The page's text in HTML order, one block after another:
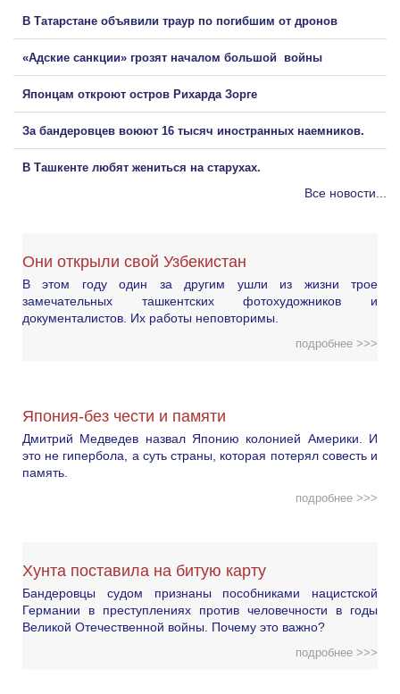
В Татарстане объявили траур по погибшим от дронов
«Адские санкции» грозят началом большой войны
Японцам откроют остров Рихарда Зорге
За бандеровцев воюют 16 тысяч иностранных наемников.
В Ташкенте любят жениться на старухах.
Все новости...
Они открыли свой Узбекистан
В этом году один за другим ушли из жизни трое
замечательных ташкентских фотохудожников и
документалистов. Их работы неповторимы.
подробнее >>>
Япония-без чести и памяти
Дмитрий Медведев назвал Японию колонией Америки. И
это не гипербола, а суть страны, которая потерял совесть и
память.
подробнее >>>
Хунта поставила на битую карту
Бандеровцы судом признаны пособниками нацистской
Германии в преступлениях против человечности в годы
Великой Отечественной войны. Почему это важно?
подробнее >>>